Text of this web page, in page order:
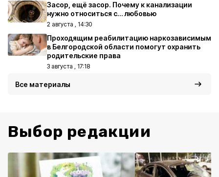
Засор, ещё засор. Почему к канализации
нужно относиться с… любовью
2 августа , 14:30
Проходящим реабилитацию наркозависимым
в Белгородской области помогут охранить
родительские права
3 августа , 17:18
Все материалы
Выбор редакции